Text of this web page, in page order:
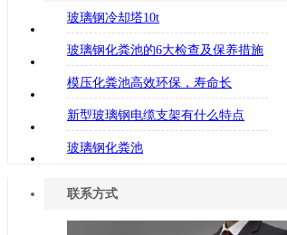
玻璃钢冷却塔10t
玻璃钢化粪池的6大检查及保养措施
模压化粪池高效环保，寿命长
新型玻璃钢电缆支架有什么特点
玻璃钢化粪池
联系方式